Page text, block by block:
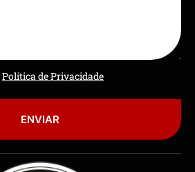
Política de Privacidade
ENVIAR